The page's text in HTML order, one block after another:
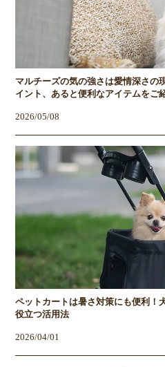
マルチーズの気の強さは愛情深さの
イント、あると便利なアイテムをご
2026/05/08
ペットカートは暑さ対策にも便利！
役立つ活用法
2026/04/01